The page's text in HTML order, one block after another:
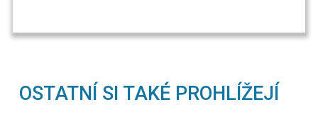
OSTATNÍ SI TAKÉ PROHLÍŽEJÍ